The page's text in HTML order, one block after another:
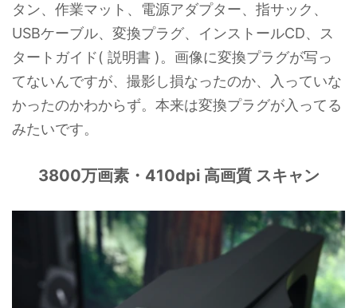
タン、作業マット、電源アダプター、指サック、
USBケーブル、変換プラグ、インストールCD、ス
タートガイド( 説明書 )。画像に変換プラグが写っ
てないんですが、撮影し損なったのか、入っていな
かったのかわからず。本来は変換プラグが入ってる
みたいです。
3800万画素・410dpi 高画質 スキャン